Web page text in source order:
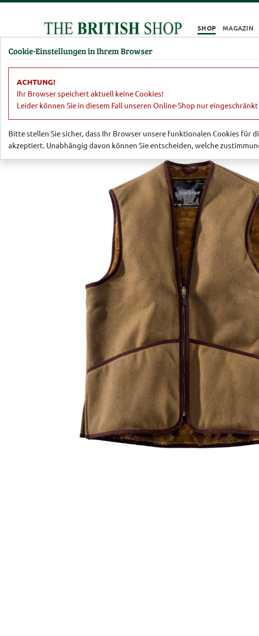
SHOP MAGAZIN
Damen Herren Barbour Parfümerie
Webpelzfutter
Cookie-Einstellungen in Ihrem Browser
ACHTUNG!
Ihr Browser speichert aktuell keine Cookies!
Leider können Sie in diesem Fall unseren Online-Shop nur
Bitte stellen Sie sicher, dass Ihr Browser unsere funktionalen Cookies für
akzeptiert. Unabhängig davon können Sie entscheiden, welche